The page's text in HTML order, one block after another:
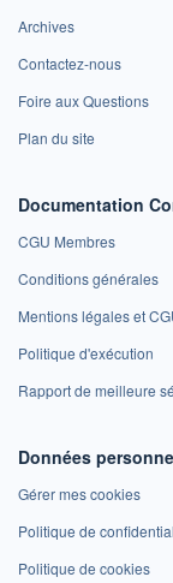
Archives
Contactez-nous
Foire aux Questions
Plan du site
Documentation
CGU Membres
Conditions générales
Mentions légales et
Politique d'exécution
Rapport de meilleure
Données
Gérer mes cookies
Politique de
Politique de cookies